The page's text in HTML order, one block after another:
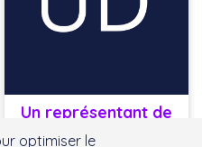
Un représentant de
ARCELORMITTAL
optimiser le